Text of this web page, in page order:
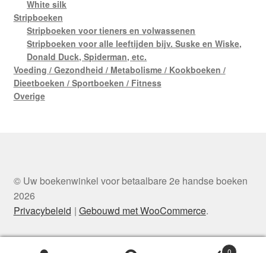
White silk
Stripboeken
Stripboeken voor tieners en volwassenen
Stripboeken voor alle leeftijden bijv. Suske en Wiske,
Donald Duck, Spiderman, etc.
Voeding / Gezondheid / Metabolisme / Kookboeken /
Dieetboeken / Sportboeken / Fitness
Overige
© Uw boekenwinkel voor betaalbare 2e handse boeken
2026
Privacybeleid
Gebouwd met WooCommerce.